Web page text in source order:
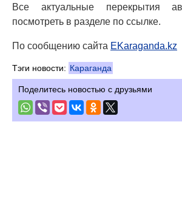
Все актуальные перекрытия
посмотреть в разделе по ссылке.
По сообщению сайта EKaraganda.kz
Тэги новости: Караганда
Поделитесь новостью с друзьями